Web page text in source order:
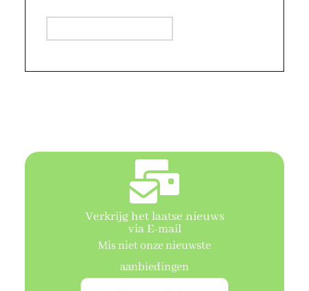
Verkrijg het laatse nieuws
via E-mail
Mis niet onze nieuwste
aanbiedingen